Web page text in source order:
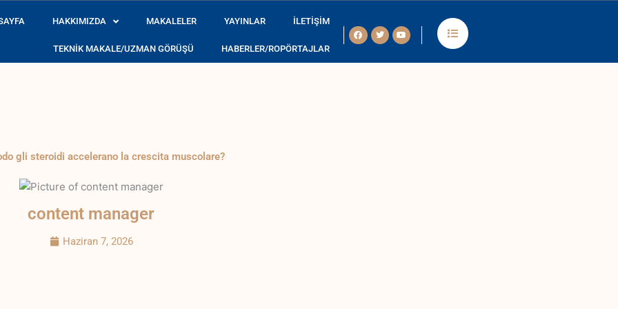
HAKKIMIZDA MAKALELER YAYINLAR İLETIŞIM
TEKNIK MAKALE/UZMAN GÖRÜŞÜ HABERLER/ROPÖRTAJLAR
gli steroidi accelerano la crescita muscolare?
content manager
Haziran 7, 2026